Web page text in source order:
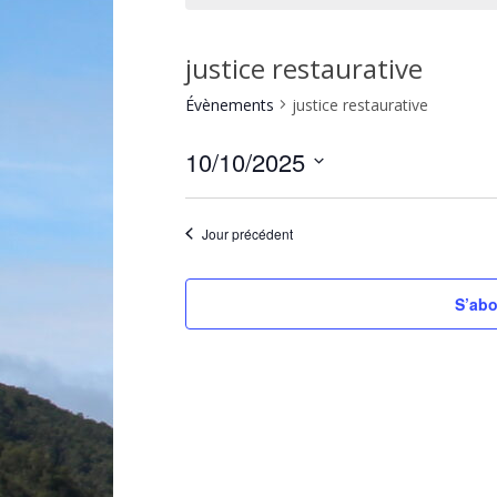
justice restaurative
Évènements justice restaurative
10/10/2025
date.
Jour précédent